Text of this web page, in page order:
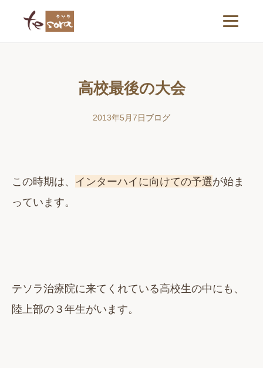
高校最後の大会
2013年5月7日ブログ
この時期は、 インターハイに向けての予選が始ま
っています。
テソラ治療院に来てくれている高校生の中にも、
陸上部の３年生がいます。